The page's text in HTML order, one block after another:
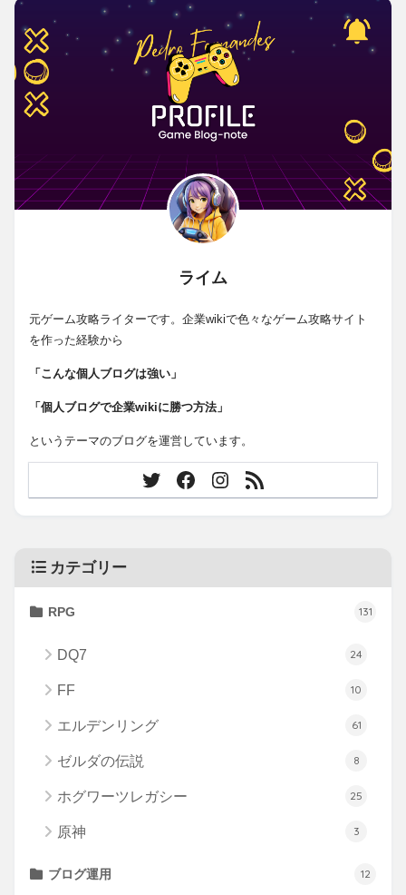
ライム
元ゲーム攻略ライターです。企業wikiで色々なゲーム攻略サイト
を作った経験から
「こんな個人ブログは強い」
「個人ブログで企業wikiに勝つ方法」
というテーマのブログを運営しています。
カテゴリー
RPG 131
DQ7 24
FF 10
エルデンリング 61
ゼルダの伝説 8
ホグワーツレガシー 25
原神 3
ブログ運用 12